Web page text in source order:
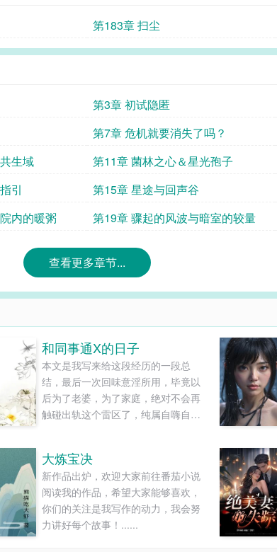
第183章 扫尘
第3章 初试隐匿
第7章 危机就要消失了吗？
生域 第11章 菌林之心＆星光孢子
引 第15章 星途与回声谷
内的暖粥 第19章 骤起的风波与暗室的较量
查看更多章节...
和同事通X的日子
本文是我写来给这段经历的一段总
结，最后一次回味意淫所用，毕竟以
后为了老婆，为了家庭，绝对不会再
触碰出轨这个雷区了，纯属自嗨自爽
大炼宝决
新作品出炉，欢迎大家前往番茄小说
阅读我的作品，希望大家能够喜欢，
你们的关注是我写作的动力，我会努
力讲好每个故事！......